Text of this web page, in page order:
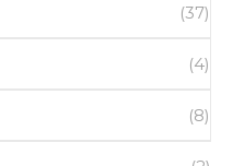
(37)
(4)
(8)